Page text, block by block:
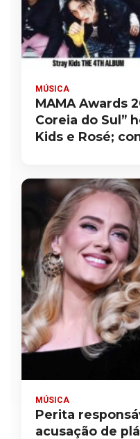
MÚSICA
MAMA Awards
Coreia do Sul”
Kids e Rosé;
MÚSICA
Perita
acusação de